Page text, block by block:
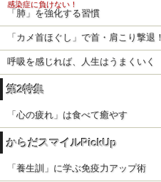
感染症に負けない！
「肺」を強化する習慣
「カメ首ほぐし」で首・肩こり撃退！
呼吸を感じれば、人生はうまくいく
第2特集
「心の疲れ」は食べて癒やす
からだスマイルPickUp
「養生訓」に学ぶ免疫力アップ術